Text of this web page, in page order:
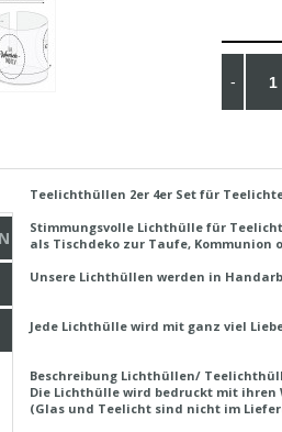
Teelichthüllen 2er 4er Set für
Stimmungsvolle Lichthülle für
als Tischdeko zur Taufe, Kommunion
Unsere Lichthüllen werden in
Jede Lichthülle wird mit ganz viel
Beschreibung Lichthüllen/
Die Lichthülle wird bedruckt mit ihren
(Glas und Teelicht sind nicht im